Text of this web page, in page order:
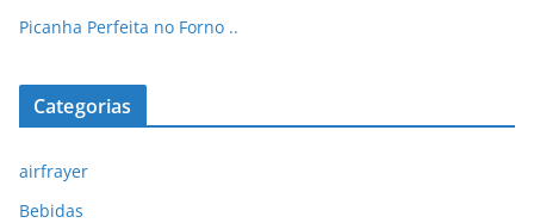
Picanha Perfeita no Forno ..
Categorias
airfrayer
Bebidas